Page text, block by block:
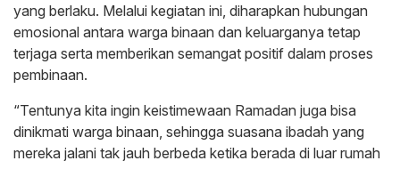
yang berlaku. Melalui kegiatan ini, diharapkan hubungan
emosional antara warga binaan dan keluarganya tetap
terjaga serta memberikan semangat positif dalam proses
pembinaan.
“Tentunya kita ingin keistimewaan Ramadan juga bisa
dinikmati warga binaan, sehingga suasana ibadah yang
mereka jalani tak jauh berbeda ketika berada di luar rumah